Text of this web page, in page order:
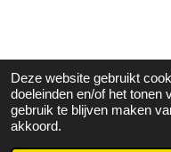
Deze website gebruikt
doeleinden en/of het tonen
gebruik te blijven maken
akkoord.